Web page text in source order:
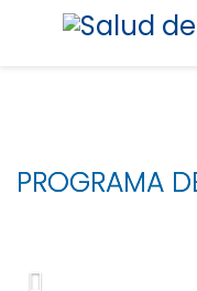
PROGRAMA